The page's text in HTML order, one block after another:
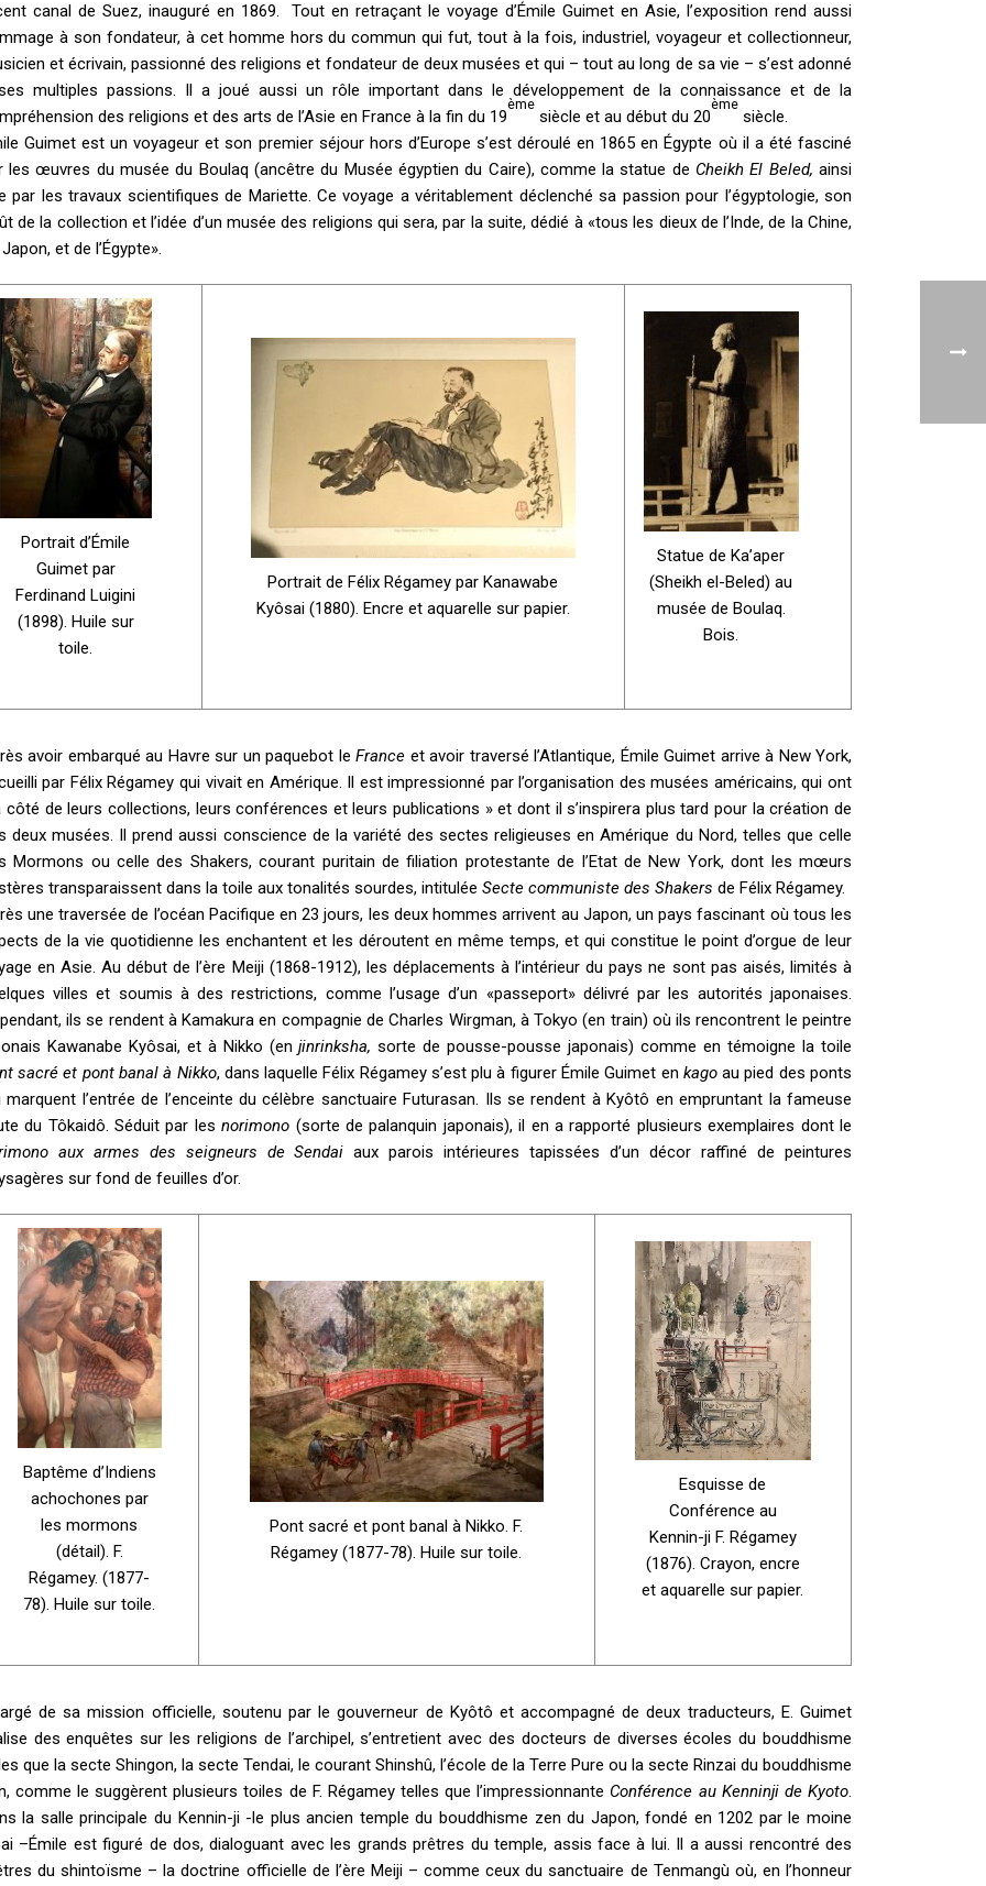
canal de Suez, inauguré en 1869. Tout en retraçant le voyage d’Émile Guimet en Asie, l’exposition rend aussi
à son fondateur, à cet homme hors du commun qui fut, tout à la fois, industriel, voyageur et collectionneur,
et écrivain, passionné des religions et fondateur de deux musées et qui – tout au long de sa vie – s’est adonné
multiples passions. Il a joué aussi un rôle important dans le développement de la connaissance et de la
des religions et des arts de l’Asie en France à la fin du 19
ème
siècle et au début du 20
ème
siècle.
Guimet est un voyageur et son premier séjour hors d’Europe s’est déroulé en 1865 en Égypte où il a été fasciné
les œuvres du musée du Boulaq (ancêtre du Musée égyptien du Caire), comme la statue de Cheikh El Beled,ainsi
par les travaux scientifiques de Mariette. Ce voyage a véritablement déclenché sa passion pour l’égyptologie, son
de la collection et l’idée d’un musée des religions qui sera, par la suite, dédié à «tous les dieux de l’Inde, de la Chine,
et de l’Égypte».
Portrait d’Émile
Guimet par
Ferdinand Luigini
(1898). Huile sur
toile.
Portrait de Félix Régamey par Kanawabe
Kyôsai (1880). Encre et aquarelle sur papier.
Statue de Ka’aper
(Sheikh el-Beled) au
musée de Boulaq.
Bois.
avoir embarqué au Havre sur un paquebot leFrance et avoir traversé l’Atlantique, Émile Guimet arrive à New York,
par Félix Régamey qui vivait en Amérique. Il est impressionné par l’organisation des musées américains, qui ont
côté de leurs collections, leurs conférences et leurs publications » et dont il s’inspirera plus tard pour la création de
deux musées. Il prend aussi conscience de la variété des sectes religieuses en Amérique du Nord, telles que celle
Mormons ou celle des Shakers, courant puritain de filiation protestante de l’Etat de New York, dont les mœurs
transparaissent dans la toile aux tonalités sourdes, intitulée Secte communiste des Shakers de Félix Régamey.
une traversée de l’océan Pacifique en 23 jours, les deux hommes arrivent au Japon, un pays fascinant où tous les
de la vie quotidienne les enchantent et les déroutent en même temps, et qui constitue le point d’orgue de leur
en Asie. Au début de l’ère Meiji (1868-1912), les déplacements à l’intérieur du pays ne sont pas aisés, limités à
villes et soumis à des restrictions, comme l’usage d’un «passeport» délivré par les autorités japonaises.
ils se rendent à Kamakura en compagnie de Charles Wirgman, à Tokyo (en train) où ils rencontrent le peintre
Kawanabe Kyôsai, et à Nikko (enjinrinksha, sorte de pousse-pousse japonais) comme en témoigne la toile
sacré et pont banal à Nikko, dans laquelle Félix Régamey s’est plu à figurer Émile Guimet en kagoau pied des ponts
marquent l’entrée de l’enceinte du célèbre sanctuaire Futurasan. Ils se rendent à Kyôtô en empruntant la fameuse
du Tôkaidô. Séduit par lesnorimono (sorte de palanquin japonais), il en a rapporté plusieurs exemplaires dont le
aux armes des seigneurs de Sendai aux parois intérieures tapissées d’un décor raffiné de peintures
sur fond de feuilles d’or.
Baptême d’Indiens
achochones par
les mormons
(détail). F.
Régamey. (1877-
78). Huile sur toile.
Pont sacré et pont banal à Nikko. F.
Régamey (1877-78). Huile sur toile.
Esquisse de
Conférence au
Kennin-ji F. Régamey
(1876). Crayon, encre
et aquarelle sur papier.
de sa mission officielle, soutenu par le gouverneur de Kyôtô et accompagné de deux traducteurs, E. Guimet
des enquêtes sur les religions de l’archipel, s’entretient avec des docteurs de diverses écoles du bouddhisme
que la secte Shingon, la secte Tendai, le courant Shinshû, l’école de la Terre Pure ou la secte Rinzai du bouddhisme
comme le suggèrent plusieurs toiles de F. Régamey telles que l’impressionnante Conférence au Kenninji de Kyoto.
la salle principale du Kennin-ji -le plus ancien temple du bouddhisme zen du Japon, fondé en 1202 par le moine
–Émile est figuré de dos, dialoguant avec les grands prêtres du temple, assis face à lui. Il a aussi rencontré des
du shintoïsme – la doctrine officielle de l’ère Meiji – comme ceux du sanctuaire de Tenmangù où, en l’honneur